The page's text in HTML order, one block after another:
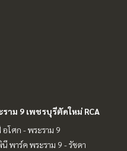
าม 9 เพชรบุรีตัดใหม่ RCA
อโศก - พระราม 9
พาร์ค พระราม 9 - รัชดา